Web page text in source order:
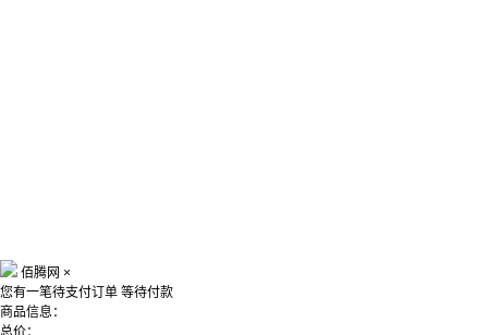
佰腾网 ×
您有一笔待支付订单 等待付款
商品信息：
总价：